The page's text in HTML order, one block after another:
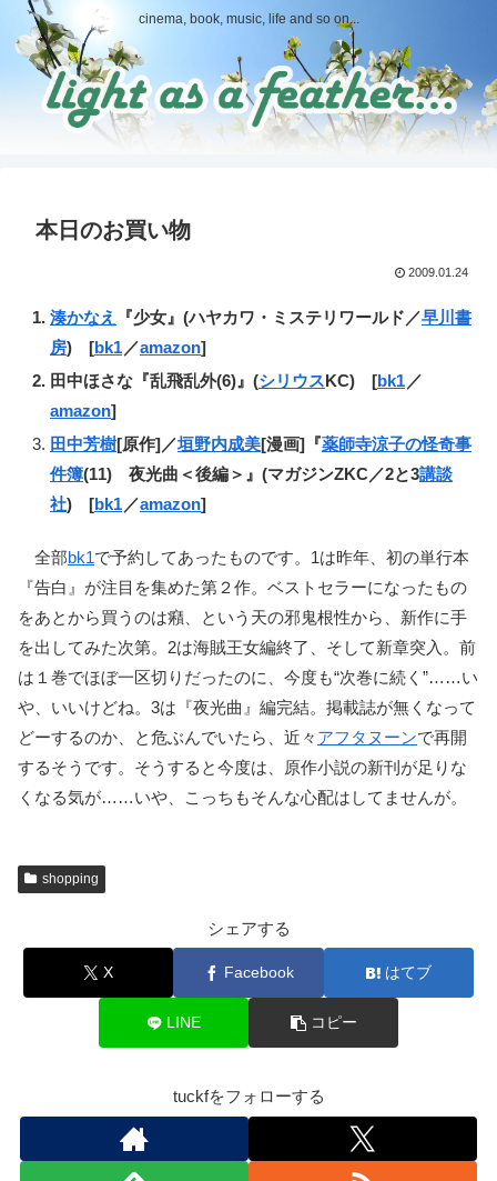
cinema, book, music, life and so on...
本日のお買い物
2009.01.24
湊かなえ 『少女』(ハヤカワ・ミステリワールド／早川書
房) [bk1 ／amazon]
田中ほさな『乱飛乱外(6)』(シリウスKC) [bk1 ／
amazon]
田中芳樹[原作]／垣野内成美[漫画]『薬師寺涼子の怪奇事
件簿(11) 夜光曲＜後編＞』(マガジンZKC／2と3講談
社) [bk1 ／amazon]
全部bk1で予約してあったものです。1は昨年、初の単行本
『告白』が注目を集めた第２作。ベストセラーになったもの
をあとから買うのは癪、という天の邪鬼根性から、新作に手
を出してみた次第。2は海賊王女編終了、そして新章突入。前
は１巻でほぼ一区切りだったのに、今度も“次巻に続く”……い
や、いいけどね。3は『夜光曲』編完結。掲載誌が無くなって
どーするのか、と危ぶんでいたら、近々 アフタヌーンで再開
するそうです。そうすると今度は、原作小説の新刊が足りな
くなる気が……いや、こっちもそんな心配はしてませんが。
shopping
シェアする
X Facebook はてブ
LINE コピー
tuckfをフォローする